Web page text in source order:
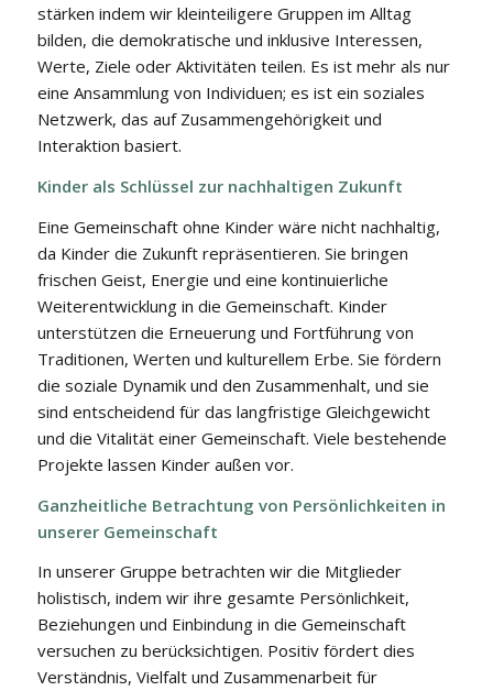
stärken indem wir kleinteiligere Gruppen im Alltag
bilden, die demokratische und inklusive Interessen,
Werte, Ziele oder Aktivitäten teilen. Es ist mehr als nur
eine Ansammlung von Individuen; es ist ein soziales
Netzwerk, das auf Zusammengehörigkeit und
Interaktion basiert.
Kinder als Schlüssel zur nachhaltigen Zukunft
Eine Gemeinschaft ohne Kinder wäre nicht nachhaltig,
da Kinder die Zukunft repräsentieren. Sie bringen
frischen Geist, Energie und eine kontinuierliche
Weiterentwicklung in die Gemeinschaft. Kinder
unterstützen die Erneuerung und Fortführung von
Traditionen, Werten und kulturellem Erbe. Sie fördern
die soziale Dynamik und den Zusammenhalt, und sie
sind entscheidend für das langfristige Gleichgewicht
und die Vitalität einer Gemeinschaft. Viele bestehende
Projekte lassen Kinder außen vor.
Ganzheitliche Betrachtung von Persönlichkeiten in
unserer Gemeinschaft
In unserer Gruppe betrachten wir die Mitglieder
holistisch, indem wir ihre gesamte Persönlichkeit,
Beziehungen und Einbindung in die Gemeinschaft
versuchen zu berücksichtigen. Positiv fördert dies
Verständnis, Vielfalt und Zusammenarbeit für